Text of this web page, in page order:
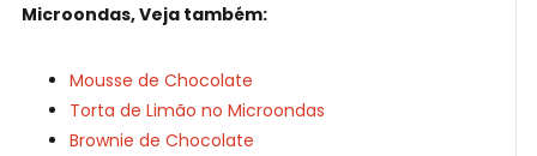
Microondas, Veja também:
Mousse de Chocolate
Torta de Limão no Microondas
Brownie de Chocolate